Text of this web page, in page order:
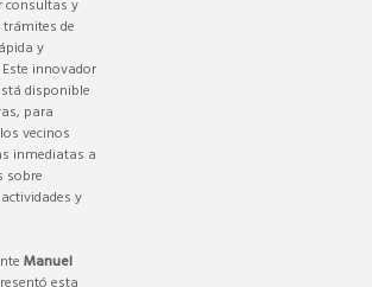
consultas y
de
y
innovador
disponible
para
vecinos
inmediatas a
sobre
y
Manuel